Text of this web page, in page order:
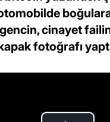
otomobilde
cinayet
fotoğrafı